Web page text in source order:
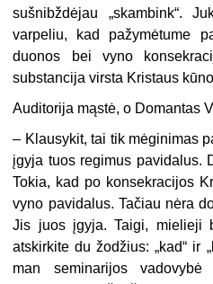
sušnibždėjau „skambink“.
varpeliu, kad pažymėtume
duonos bei vyno
substancija virsta Kristaus
Auditorija mąstė, o Domantas
– Klausykit, tai tik mėginimas
įgyja tuos regimus pavidalus.
Tokia, kad po konsekracijos
vyno pavidalus. Tačiau nėra
Jis juos įgyja. Taigi, mielieji
atskirkite du žodžius: „kad“ ir
man seminarijos